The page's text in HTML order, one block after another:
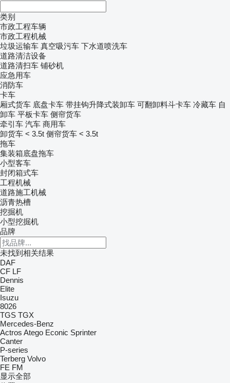
类别
市政工程车辆
市政工程机械
垃圾运输车 真空吸污车 下水道喷洗车
道路清洁设备
道路清扫车 铺砂机
应急用车
消防车
卡车
厢式货车 底盘卡车 带挂钩升降式装卸车 可翻卸料斗卡车 冷藏车 自
卸车 平板卡车 侧帘货车
牵引车 汽车 商用车
卸货车 < 3.5t 侧帘货车 < 3.5t
拖车
集装箱底盘拖车
小型客车
封闭箱式车
工程机械
道路施工机械
沥青热槽
挖掘机
小型挖掘机
品牌
未找到相关结果
DAF
CF LF
Dennis
Elite
Isuzu
8026
TGS TGX
Mercedes-Benz
Actros Atego Econic Sprinter
Canter
P-series
Terberg Volvo
FE FM
显示全部